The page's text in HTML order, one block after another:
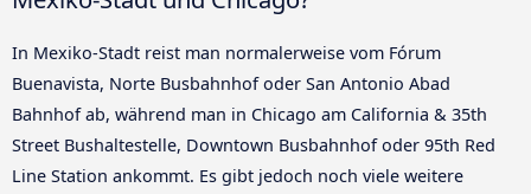
In Mexiko-Stadt reist man normalerweise vom Fórum
Buenavista, Norte Busbahnhof oder San Antonio Abad
Bahnhof ab, während man in Chicago am California & 35th
Street Bushaltestelle, Downtown Busbahnhof oder 95th Red
Line Station ankommt. Es gibt jedoch noch viele weitere